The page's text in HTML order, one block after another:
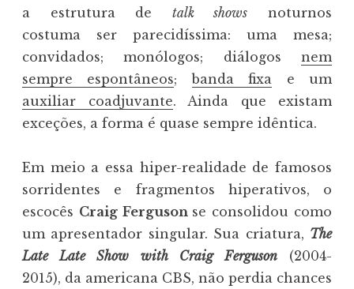
a estrutura de talk shows noturnos
costuma ser parecidíssima: uma mesa;
convidados; monólogos; diálogos nem
sempre espontâneos;banda fixa e um
auxiliar coadjuvante. Ainda que existam
exceções, a forma é quase sempre idêntica.
Em meio a essa hiper-realidade de famosos
sorridentes e fragmentos hiperativos, o
escocês Craig Ferguson se consolidou como
um apresentador singular. Sua criatura, The
Late Late Show with Craig Ferguson(2004-
2015), da americana CBS, não perdia chances